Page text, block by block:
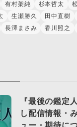
有村架純 杉本哲太
生瀬勝久 田中直樹
長澤まさみ 香川照之
『最後の鑑定
し配信情報・
ュー・期待に